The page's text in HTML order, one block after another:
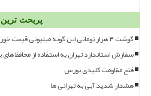
پربحث ترین
گوشت ۴ هزار تومانی این گونه میلیونی قیمت خورد
سفارش استاندارد تهران به استفاده از محافظ های
فتح مقاومت کلیدی بورس
هشدار شدید آبی به تهرانی ها